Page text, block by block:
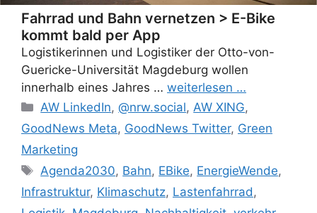
Fahrrad und Bahn vernetzen > E-Bike
kommt bald per App
Logistikerinnen und Logistiker der Otto-von-
Guericke-Universität Magdeburg wollen
innerhalb eines Jahres … weiterlesen …
Categories
AW LinkedIn,@nrw.social, AW XING,
GoodNews Meta, GoodNews Twitter, Green
Marketing
Tags
Agenda2030, Bahn, EBike, EnergieWende,
Infrastruktur, Klimaschutz, Lastenfahrrad ,